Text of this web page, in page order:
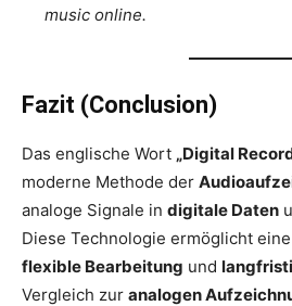
music online.
Fazit (Conclusion)
Das englische Wort „Digital
moderne Methode der
analoge Signale in digitale Daten
Diese Technologie ermöglicht eine
flexible Bearbeitung und
Vergleich zur analogen